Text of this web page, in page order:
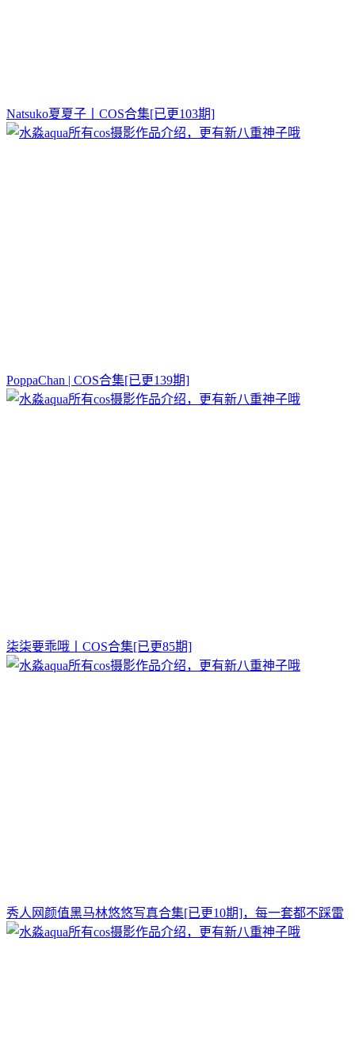
Natsuko夏夏子丨COS合集[已更103期]
PoppaChan | COS合集[已更139期]
柒柒要乖哦丨COS合集[已更85期]
秀人网颜值黑马林悠悠写真合集[已更10期]，每一套都不踩雷